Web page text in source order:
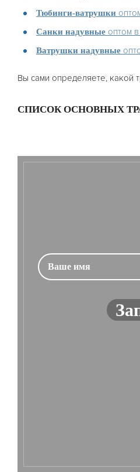
Тюбинги-ватрушки
Санки надувные оптом
Ватрушки надувные
Вы сами определяете, какой
СПИСОК ОСНОВНЫХ